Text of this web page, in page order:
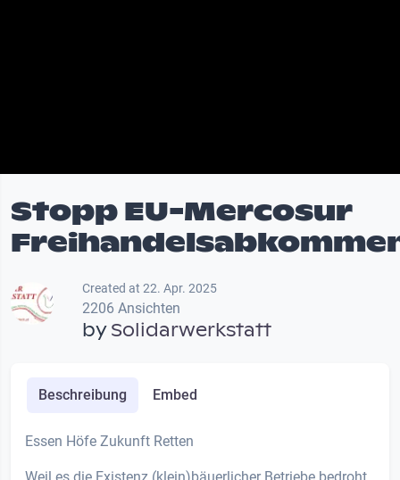
Stopp EU-Mercosur
Created at 22. Apr. 2025
2206 Ansichten
bySolidarwerkstatt
Beschreibung Embed
Essen Höfe Zukunft Retten
Weil es die Existenz (klein)bäuerlicher Betriebe bedroht